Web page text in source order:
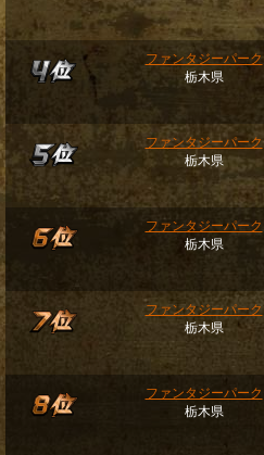
ファンタジーパーク
栃木県
ファンタジーパーク
栃木県
ファンタジーパーク
栃木県
ファンタジーパーク
栃木県
ファンタジーパーク
栃木県